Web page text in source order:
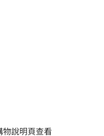
說明頁查看